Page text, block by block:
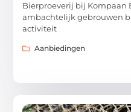
Bierproeverij bij Kompaan
ambachtelijk gebrouwen
activiteit
Aanbiedingen